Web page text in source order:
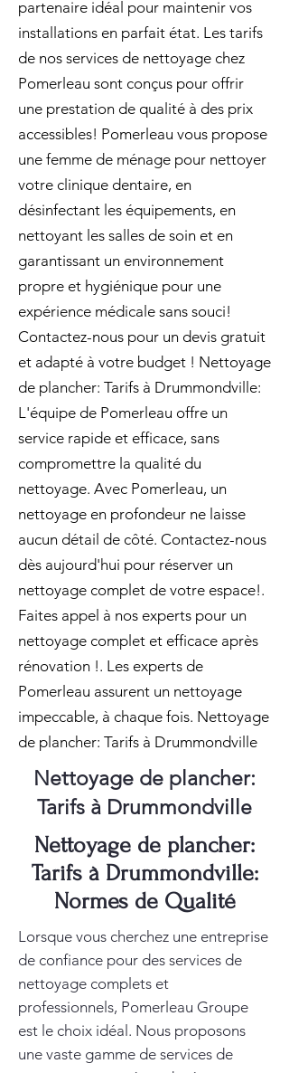
partenaire idéal pour maintenir vos
installations en parfait état. Les tarifs
de nos services de nettoyage chez
Pomerleau sont conçus pour offrir
une prestation de qualité à des prix
accessibles! Pomerleau vous propose
une femme de ménage pour nettoyer
votre clinique dentaire, en
désinfectant les équipements, en
nettoyant les salles de soin et en
garantissant un environnement
propre et hygiénique pour une
expérience médicale sans souci!
Contactez-nous pour un devis gratuit
et adapté à votre budget ! Nettoyage
de plancher: Tarifs à Drummondville:
L'équipe de Pomerleau offre un
service rapide et efficace, sans
compromettre la qualité du
nettoyage. Avec Pomerleau, un
nettoyage en profondeur ne laisse
aucun détail de côté. Contactez-nous
dès aujourd'hui pour réserver un
nettoyage complet de votre espace!.
Faites appel à nos experts pour un
nettoyage complet et efficace après
rénovation !. Les experts de
Pomerleau assurent un nettoyage
impeccable, à chaque fois. Nettoyage
de plancher: Tarifs à Drummondville
Nettoyage de plancher:
Tarifs à Drummondville
Nettoyage de plancher:
Tarifs à Drummondville:
Normes de Qualité
Lorsque vous cherchez une entreprise
de confiance pour des services de
nettoyage complets et
professionnels, Pomerleau Groupe
est le choix idéal. Nous proposons
une vaste gamme de services de